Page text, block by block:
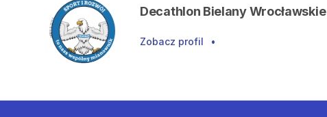
Decathlon Bielany Wrocławskie
Zobacz profil •